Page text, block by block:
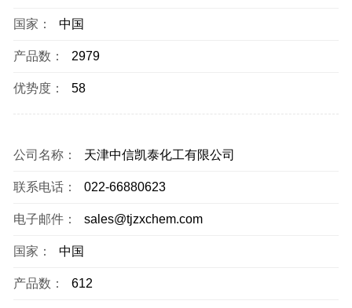
国家： 中国
产品数： 2979
优势度： 58
公司名称： 天津中信凯泰化工有限公司
联系电话： 022-66880623
电子邮件： sales@tjzxchem.com
国家： 中国
产品数： 612